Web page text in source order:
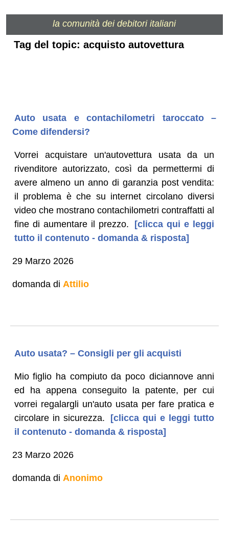
la comunità dei debitori italiani
Tag del topic: acquisto autovettura
Auto usata e contachilometri taroccato –
Come difendersi?
Vorrei acquistare un'autovettura usata da un
rivenditore autorizzato, così da permettermi di
avere almeno un anno di garanzia post vendita:
il problema è che su internet circolano diversi
video che mostrano contachilometri contraffatti al
fine di aumentare il prezzo.
[clicca qui e leggi
tutto il contenuto - domanda & risposta]
29 Marzo 2026
domanda di Attilio
Auto usata? – Consigli per gli acquisti
Mio figlio ha compiuto da poco diciannove anni
ed ha appena conseguito la patente, per cui
vorrei regalargli un'auto usata per fare pratica e
circolare in sicurezza.
[clicca qui e leggi tutto
il contenuto - domanda & risposta]
23 Marzo 2026
domanda di Anonimo